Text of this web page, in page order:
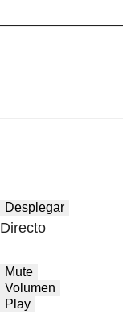
Desplegar
Directo
Mute
Volumen
Play